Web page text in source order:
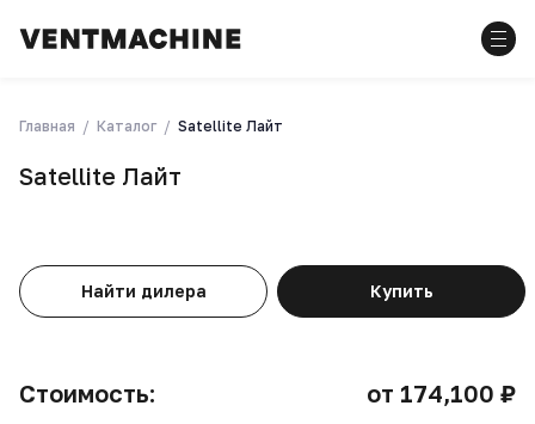
Главная Каталог Satellite Лайт
Satellite Лайт
Найти дилера Купить
Стоимость: от 174,100 ₽